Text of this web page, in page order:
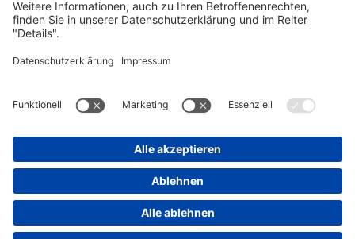
Kurs-Merkliste
Bitte melden Sie sich über den folgenden Button an:
Sie haben noch kein Konto?
Registrieren Sie sich jetzt
Warenkorb
Es befinden sich derzeit keine Kurse/Veranstaltungen in Ihrem